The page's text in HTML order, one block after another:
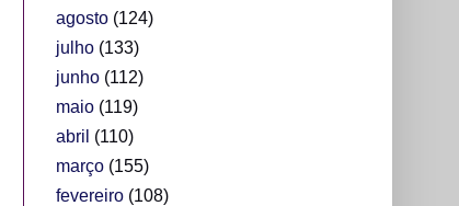
agosto(124)
julho(133)
junho(112)
maio(119)
abril (110)
março(155)
fevereiro(108)